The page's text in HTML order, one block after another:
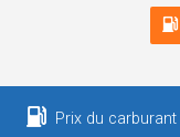
Prix du carburant